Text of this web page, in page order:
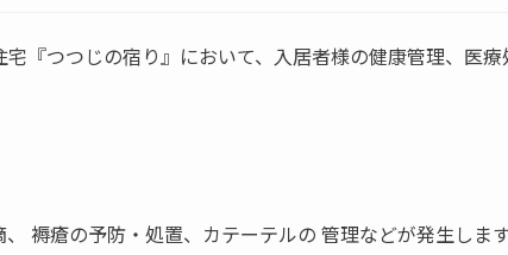
『つつじの宿り』において、入居者様の健康管理、医療
褥瘡の予防・処置、カテーテルの 管理などが発生しま